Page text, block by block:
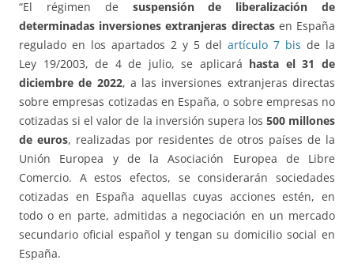
“El régimen de suspensión de liberalización de
determinadas inversiones extranjeras directasen España
regulado en los apartados 2 y 5 del artículo 7 bis de la
Ley 19/2003, de 4 de julio, se aplicará hasta el 31 de
diciembre de 2022, a las inversiones extranjeras directas
sobre empresas cotizadas en España, o sobre empresas no
cotizadas si el valor de la inversión supera los 500 millones
de euros, realizadas por residentes de otros países de la
Unión Europea y de la Asociación Europea de Libre
Comercio. A estos efectos, se considerarán sociedades
cotizadas en España aquellas cuyas acciones estén, en
todo o en parte, admitidas a negociación en un mercado
secundario oficial español y tengan su domicilio social en
España.